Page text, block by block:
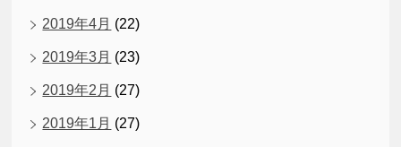
2019年4月 (22)
2019年3月 (23)
2019年2月 (27)
2019年1月 (27)